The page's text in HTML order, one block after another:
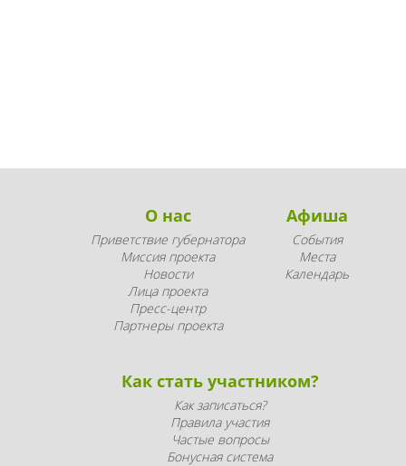
О нас
Приветствие губернатора
Миссия проекта
Новости
Лица проекта
Пресс-центр
Партнеры проекта
Афиша
События
Места
Календарь
Как стать участником?
Как записаться?
Правила участия
Частые вопросы
Бонусная система